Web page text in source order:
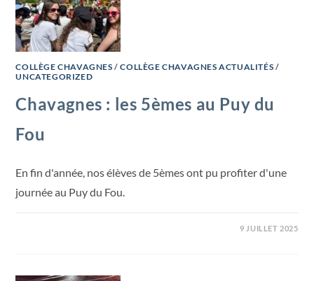
COLLÈGE CHAVAGNES /COLLÈGE CHAVAGNES ACTUALITÉS /
UNCATEGORIZED
Chavagnes : les 5èmes au Puy du
Fou
En fin d'année, nos élèves de 5èmes ont pu profiter d'une
journée au Puy du Fou.
9 JUILLET 2025